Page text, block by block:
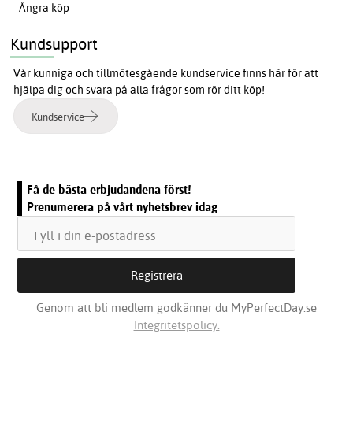
Ångra köp
Kundsupport
Vår kunniga och tillmötesgående kundservice finns här för att
hjälpa dig och svara på alla frågor som rör ditt köp!
Kundservice
Få de bästa erbjudandena först!
Prenumerera på vårt nyhetsbrev idag
Genom att bli medlem godkänner du MyPerfectDay.se
Integritetspolicy.